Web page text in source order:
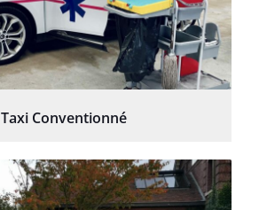
Taxi Conventionné